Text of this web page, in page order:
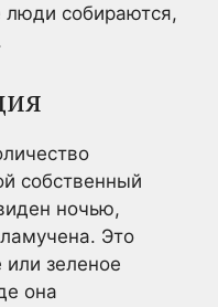
собираются,
собственный
ночью,
Это
или зеленое
она